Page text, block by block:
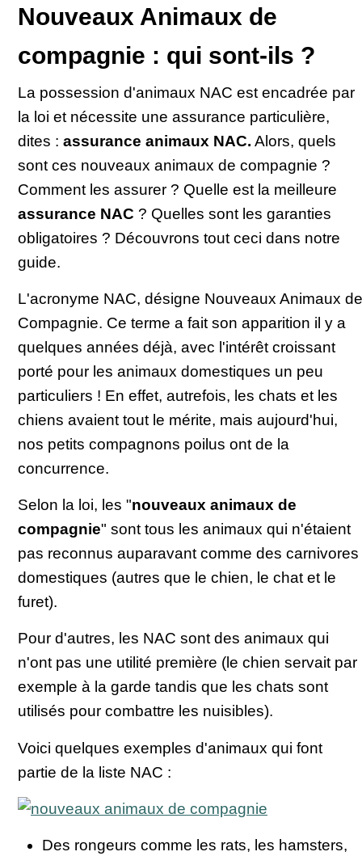
Nouveaux Animaux de
compagnie : qui sont-ils ?
La possession d'animaux NAC est encadrée par
la loi et nécessite une assurance particulière,
dites : assurance animaux NAC. Alors, quels
sont ces nouveaux animaux de compagnie ?
Comment les assurer ? Quelle est la meilleure
assurance NAC ? Quelles sont les garanties
obligatoires ? Découvrons tout ceci dans notre
guide.
L'acronyme NAC, désigne Nouveaux Animaux de
Compagnie. Ce terme a fait son apparition il y a
quelques années déjà, avec l'intérêt croissant
porté pour les animaux domestiques un peu
particuliers ! En effet, autrefois, les chats et les
chiens avaient tout le mérite, mais aujourd'hui,
nos petits compagnons poilus ont de la
concurrence.
Selon la loi, les "nouveaux animaux de
compagnie" sont tous les animaux qui n'étaient
pas reconnus auparavant comme des carnivores
domestiques (autres que le chien, le chat et le
furet).
Pour d'autres, les NAC sont des animaux qui
n'ont pas une utilité première (le chien servait par
exemple à la garde tandis que les chats sont
utilisés pour combattre les nuisibles).
Voici quelques exemples d'animaux qui font
partie de la liste NAC :
Des rongeurs comme les rats, les hamsters,